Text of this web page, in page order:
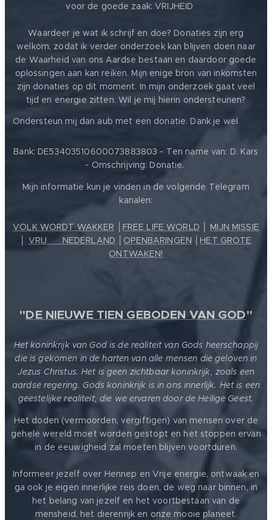
voor de goede zaak: VRIJHEID ❤️
Waardeer je wat ik schrijf en doe? Donaties zijn erg
welkom, zodat ik verder onderzoek kan blijven doen naar
de Waarheid van ons Aardse bestaan en daardoor goede
oplossingen aan kan reiken. Mijn enige bron van inkomsten
zijn donaties op dit moment. In mijn onderzoek gaat veel
tijd en energie zitten. Wil je mij hierin ondersteunen?
Ondersteun mij dan aub met een donatie. Dank je wel
Bank: DE53403510600073883803 - Ten name van: D. Kars
- Omschrijving: Donatie.
Mijn informatie kun je vinden in de volgende Telegram
kanalen:
VOLK WORDT WAKKER FREE LIFE WORLD
MIJN MISSIE
VRIJ ❤️ NEDERLAND OPENBARINGEN
HET GROTE
ONTWAKEN!
"DE NIEUWE TIEN GEBODEN VAN GOD"
Het koninkrijk van God is de realiteit van Gods heerschappij
die is gekomen in de harten van alle mensen die geloven in
Jezus Christus. Het is geen zichtbaar koninkrijk, zoals een
aardse regering. Gods koninkrijk is in ons innerlijk. Het is een
geestelijke realiteit, die we ervaren door de Heilige Geest.
Het doden (vermoorden, vergiftigen) van mensen over de
gehele wereld moet worden gestopt en het stoppen ervan
in de eeuwigheid zal moeten blijven voortduren.
Informeer jezelf over Hennep en Vrije energie, ontwaak en
ga ook je eigen innerlijke reis doen, de weg naar binnen, in
het belang van jezelf en het voortbestaan van de
mensheid, het dierenrijk en onze mooie planeet.